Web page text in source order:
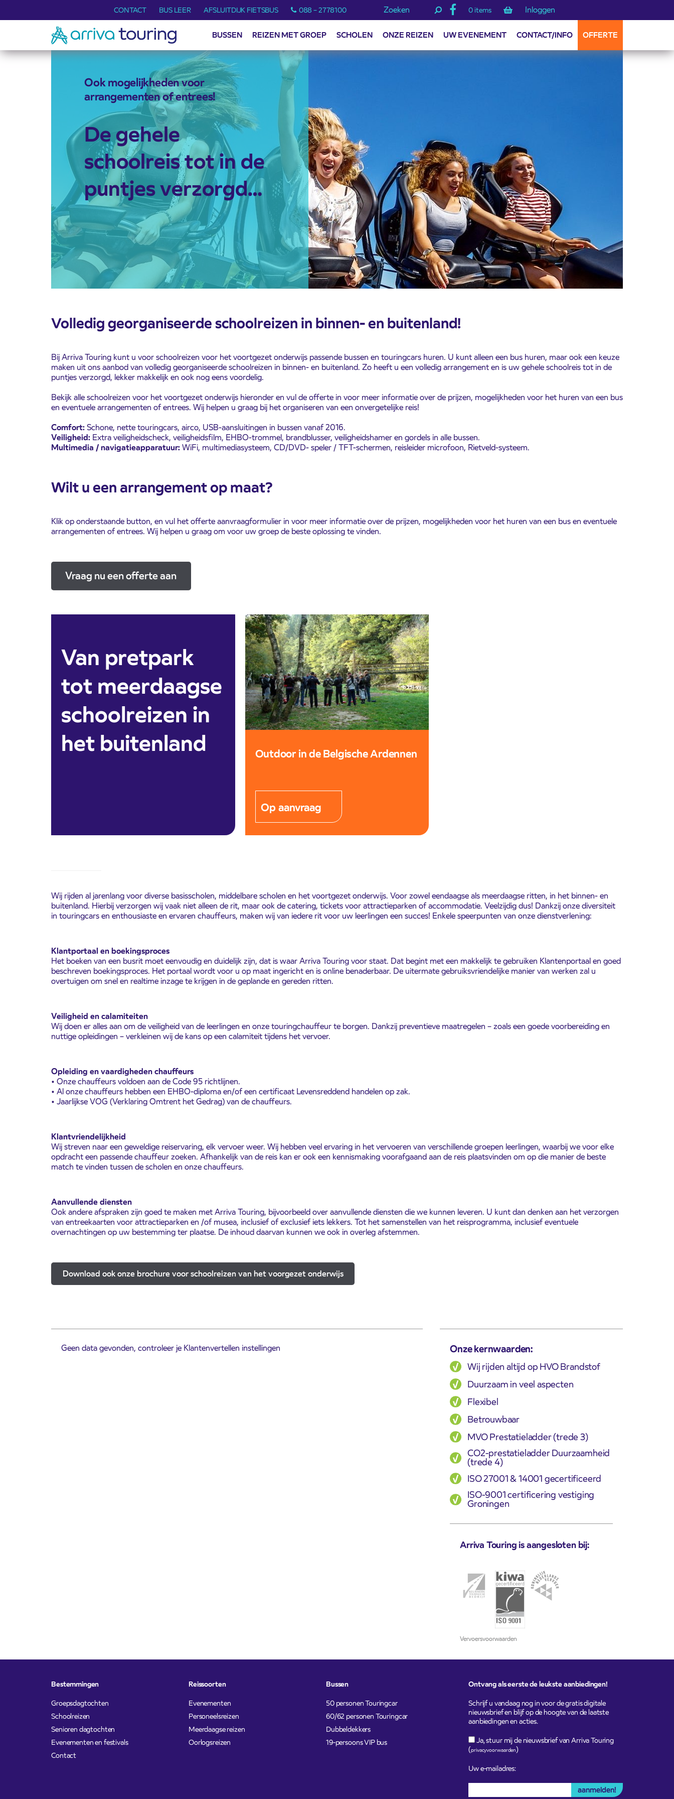
CONTACT BUS LEER AFSLUITDIJK FIETSBUS 088 – 2778100 Zoeken 0 items Inloggen
BUSSEN REIZEN MET GROEP SCHOLEN ONZE REIZEN UW EVENEMENT CONTACT/INFO OFFERTE
Ook mogelijkheden voor
arrangementen of entrees!
De gehele
schoolreis tot in de
puntjes verzorgd…
Volledig georganiseerde schoolreizen in binnen- en buitenland!
Bij Arriva Touring kunt u voor schoolreizen voor het voortgezet onderwijs passende bussen en touringcars huren. U kunt alleen een bus huren, maar ook een keuze
maken uit ons aanbod van volledig georganiseerde schoolreizen in binnen- en buitenland. Zo heeft u een volledig arrangement en is uw gehele schoolreis tot in de
puntjes verzorgd, lekker makkelijk en ook nog eens voordelig.
Bekijk alle schoolreizen voor het voortgezet onderwijs hieronder en vul de offerte in voor meer informatie over de prijzen, mogelijkheden voor het huren van een bus
en eventuele arrangementen of entrees. Wij helpen u graag bij het organiseren van een onvergetelijke reis!
Comfort:Schone, nette touringcars, airco, USB-aansluitingen in bussen vanaf 2016.
Veiligheid: Extra veiligheidscheck, veiligheidsfilm, EHBO-trommel, brandblusser, veiligheidshamer en gordels in alle bussen.
Multimedia / navigatieapparatuur:WiFi, multimediasysteem, CD/DVD- speler / TFT-schermen, reisleider microfoon, Rietveld-systeem.
Wilt u een arrangement op maat?
Klik op onderstaande button, en vul het offerte aanvraagformulier in voor meer informatie over de prijzen, mogelijkheden voor het huren van een bus en eventuele
arrangementen of entrees. Wij helpen u graag om voor uw groep de beste oplossing te vinden.
Vraag nu een offerte aan
Van pretpark
tot meerdaagse
schoolreizen in
het buitenland
Outdoor in de Belgische Ardennen
Op aanvraag
Wij rijden al jarenlang voor diverse basisscholen, middelbare scholen en het voortgezet onderwijs. Voor zowel eendaagse als meerdaagse ritten, in het binnen- en
buitenland. Hierbij verzorgen wij vaak niet alleen de rit, maar ook de catering, tickets voor attractieparken of accommodatie. Veelzijdig dus! Dankzij onze diversiteit
in touringcars en enthousiaste en ervaren chauffeurs, maken wij van iedere rit voor uw leerlingen een succes! Enkele speerpunten van onze dienstverlening:
Klantportaal en boekingsproces
Het boeken van een busrit moet eenvoudig en duidelijk zijn, dat is waar Arriva Touring voor staat. Dat begint met een makkelijk te gebruiken Klantenportaal en goed
beschreven boekingsproces. Het portaal wordt voor u op maat ingericht en is online benaderbaar. De uitermate gebruiksvriendelijke manier van werken zal u
overtuigen om snel en realtime inzage te krijgen in de geplande en gereden ritten.
Veiligheid en calamiteiten
Wij doen er alles aan om de veiligheid van de leerlingen en onze touringchauffeur te borgen. Dankzij preventieve maatregelen – zoals een goede voorbereiding en
nuttige opleidingen – verkleinen wij de kans op een calamiteit tijdens het vervoer.
Opleiding en vaardigheden chauffeurs
• Onze chauffeurs voldoen aan de Code 95 richtlijnen.
• Al onze chauffeurs hebben een EHBO-diploma en/of een certificaat Levensreddend handelen op zak.
• Jaarlijkse VOG (Verklaring Omtrent het Gedrag) van de chauffeurs.
Klantvriendelijkheid
Wij streven naar een geweldige reiservaring, elk vervoer weer. Wij hebben veel ervaring in het vervoeren van verschillende groepen leerlingen, waarbij we voor elke
opdracht een passende chauffeur zoeken. Afhankelijk van de reis kan er ook een kennismaking voorafgaand aan de reis plaatsvinden om op die manier de beste
match te vinden tussen de scholen en onze chauffeurs.
Aanvullende diensten
Ook andere afspraken zijn goed te maken met Arriva Touring, bijvoorbeeld over aanvullende diensten die we kunnen leveren. U kunt dan denken aan het verzorgen
van entreekaarten voor attractieparken en /of musea, inclusief of exclusief iets lekkers. Tot het samenstellen van het reisprogramma, inclusief eventuele
overnachtingen op uw bestemming ter plaatse. De inhoud daarvan kunnen we ook in overleg afstemmen.
Download ook onze brochure voor schoolreizen van het voorgezet onderwijs
Geen data gevonden, controleer je Klantenvertellen instellingen Onze kernwaarden:
Wij rijden altijd op HVO Brandstof
Duurzaam in veel aspecten
Flexibel
Betrouwbaar
MVO Prestatieladder (trede 3)
CO2-prestatieladder Duurzaamheid
(trede 4)
ISO 27001 & 14001 gecertificeerd
ISO-9001 certificering vestiging
Groningen
Arriva Touring is aangesloten bij:
Vervoersvoorwaarden
Bestemmingen
Groepsdagtochten
Schoolreizen
Senioren dagtochten
Evenementen en festivals
Contact
Reissoorten
Evenementen
Personeelsreizen
Meerdaagse reizen
Oorlogsreizen
Bussen
50 personen Touringcar
60/62 personen Touringcar
Dubbeldekkers
19-persoons VIP bus
Ontvang als eerste de leukste aanbiedingen!
Schrijf u vandaag nog in voor de gratis digitale
nieuwsbrief en blijf op de hoogte van de laatste
aanbiedingen en acties.
Ja, stuur mij de nieuwsbrief van Arriva Touring
(privacyvoorwaarden)
Uw e-mailadres: